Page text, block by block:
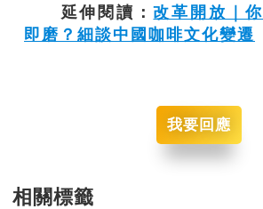
延伸閱讀：改革開放｜
即磨？細談中國咖啡文化變遷
我要回應
相關標籤